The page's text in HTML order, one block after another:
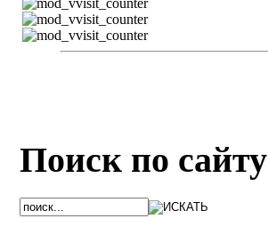
Поиск по сайту